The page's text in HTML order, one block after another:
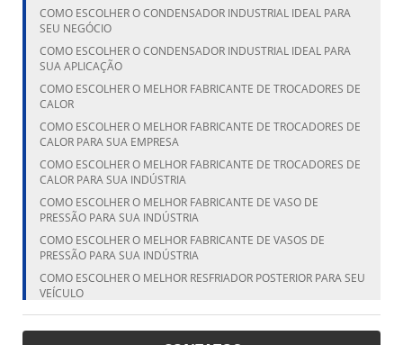
COMO ESCOLHER O CONDENSADOR INDUSTRIAL IDEAL PARA
SEU NEGÓCIO
COMO ESCOLHER O CONDENSADOR INDUSTRIAL IDEAL PARA
SUA APLICAÇÃO
COMO ESCOLHER O MELHOR FABRICANTE DE TROCADORES DE
CALOR
COMO ESCOLHER O MELHOR FABRICANTE DE TROCADORES DE
CALOR PARA SUA EMPRESA
COMO ESCOLHER O MELHOR FABRICANTE DE TROCADORES DE
CALOR PARA SUA INDÚSTRIA
COMO ESCOLHER O MELHOR FABRICANTE DE VASO DE
PRESSÃO PARA SUA INDÚSTRIA
COMO ESCOLHER O MELHOR FABRICANTE DE VASOS DE
PRESSÃO PARA SUA INDÚSTRIA
COMO ESCOLHER O MELHOR RESFRIADOR POSTERIOR PARA SEU
VEÍCULO
COMO ESCOLHER O MELHOR RESFRIADOR POSTERIOR PARA SEU
VEÍCULO